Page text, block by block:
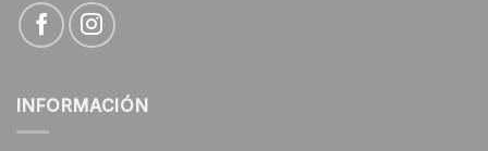
INFORMACIÓN